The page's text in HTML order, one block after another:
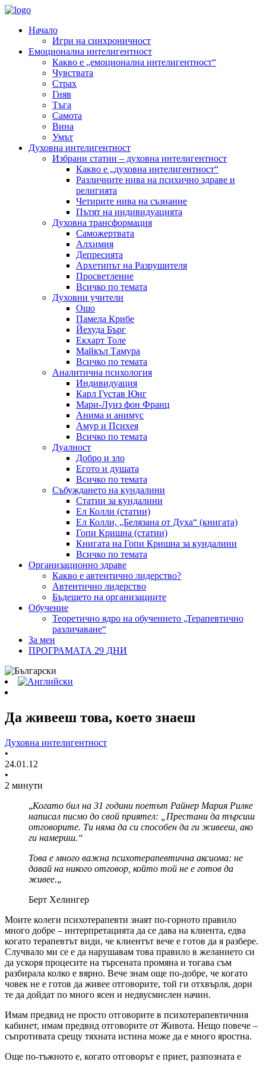
Начало
Игри на синхроничност
Емоционална интелигентност
Какво е „емоционална интелигентност“
Чувствата
Страх
Гняв
Тъга
Самота
Вина
Умът
Духовна интелигентност
Избрани статии – духовна интелигентност
Какво е „духовна интелигентност“
Различните нива на психично здраве и
религията
Четирите нива на съзнание
Пътят на индивидуацията
Духовна трансформация
Саможертвата
Алхимия
Депресията
Архетипът на Разрушителя
Просветление
Всичко по темата
Духовни учители
Ошо
Памела Крибе
Йехуда Бърг
Екхарт Толе
Майкъл Тамура
Всичко по темата
Аналитична психология
Индивидуация
Карл Густав Юнг
Мари-Луиз фон Франц
Анима и анимус
Амур и Психея
Всичко по темата
Дуалност
Добро и зло
Егото и душата
Всичко по темата
Събуждането на кундалини
Статии за кундалини
Ел Колли (статии)
Ел Колли, „Белязана от Духа“ (книгата)
Гопи Кришна (статии)
Книгата на Гопи Кришна за кундалини
Всичко по темата
Организационно здраве
Какво е автентично лидерство?
Автентично лидерство
Бъдещето на организациите
Обучение
Теоретично ядро на обучението „Терапевтично
различаване“
За мен
ПРОГРАМАТА 29 ДНИ
Да живееш това, което знаеш
Духовна интелигентност
•
24.01.12
•
2 минути
„Когато бил на 31 години поетът Райнер Мария Рилке
написал писмо до свой приятел: „Престани да търсиш
отговорите. Ти няма да си способен да ги живееш, ако
ги намериш.“
Това е много важна психотерапевтична аксиома: не
давай на никого отговор, който той не е готов да
живее.„
Берт Хелингер
Моите колеги психотерапевти знаят по-горното правило
много добре – интерпретацията да се дава на клиента, едва
когато терапевтът види, че клиентът вече е готов да я разбере.
Случвало ми се е да нарушавам това правило в желанието си
да ускоря процесите на търсената промяна и тогава съм
разбирала колко е вярно. Вече знам още по-добре, че когато
човек не е готов да живее отговорите, той ги отхвърля, дори
те да дойдат по много ясен и недвусмислен начин.
Имам предвид не просто отговорите в психотерапевтичния
кабинет, имам предвид отговорите от Живота. Нещо повече –
съпротивата срещу тяхната истина може да е много яростна.
Още по-тъжното е, когато отговорът е приет, разпозната е